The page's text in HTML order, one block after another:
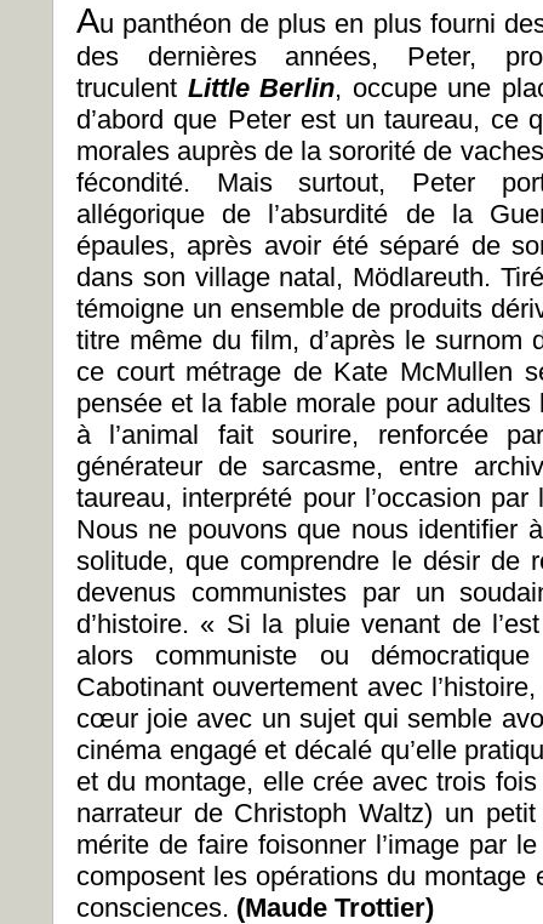
Au panthéon de plus en plus fourni
des dernières années, Peter,
truculent Little Berlin, occupe une
d’abord que Peter est un taureau, ce
morales auprès de la sororité de
fécondité. Mais surtout, Peter
allégorique de l’absurdité de la
épaules, après avoir été séparé de
dans son village natal, Mödlareuth.
témoigne un ensemble de produits
titre même du film, d’après le surnom
ce court métrage de Kate McMullen
pensée et la fable morale pour adultes
à l’animal fait sourire, renforcée
générateur de sarcasme, entre
taureau, interprété pour l’occasion
Nous ne pouvons que nous identifier
solitude, que comprendre le désir de
devenus communistes par un
d’histoire. « Si la pluie venant de
alors communiste ou
Cabotinant ouvertement avec
cœur joie avec un sujet qui semble
cinéma engagé et décalé qu’elle
et du montage, elle crée avec trois
narrateur de Christoph Waltz) un
mérite de faire foisonner l’image par
composent les opérations du montage
consciences. (Maude Trottier)